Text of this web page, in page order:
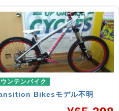
TREKROSCOE7